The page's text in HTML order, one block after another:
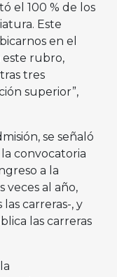
el 100 % de los
Este
en el
este rubro,
tres
superior”,
se señaló
convocatoria
a la
veces al año,
carreras-, y
las carreras